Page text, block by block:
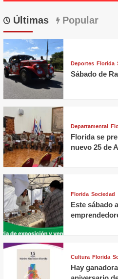
Últimas Popular
Deportes Florida
Sábado de
Departamental
Florida se
nuevo 25 de
Florida Sociedad
Este sábado
Cultura Florida
Hay